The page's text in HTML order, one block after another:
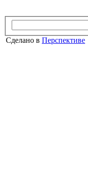
Сделано в Перспективе